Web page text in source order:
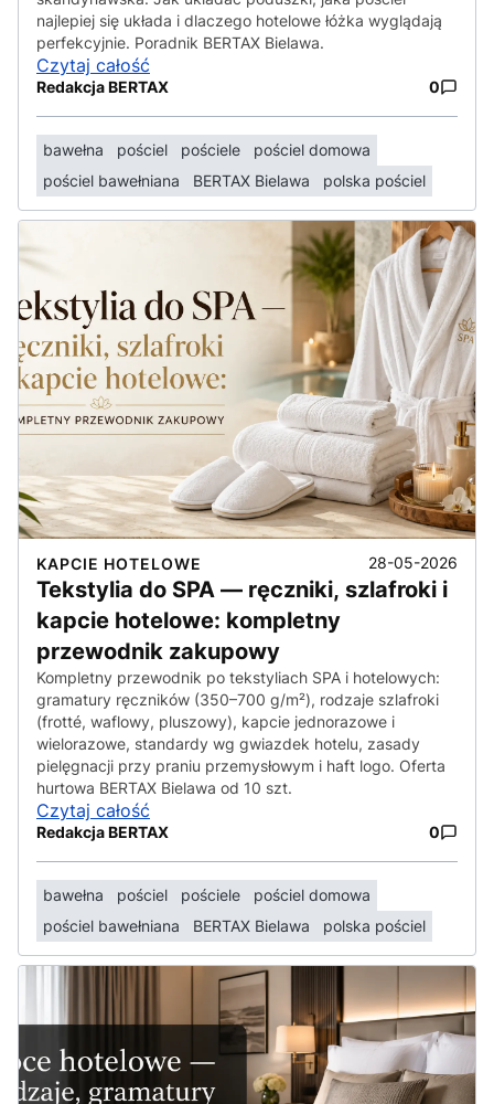
najlepiej się układa i dlaczego hotelowe łóżka wyglądają
perfekcyjnie. Poradnik BERTAX Bielawa.
Czytaj całość
Redakcja BERTAX 0
bawełna pościel pościele
pościel domowa
pościel bawełniana
BERTAX Bielawa polska pościel
KAPCIE HOTELOWE 28-05-2026
Tekstylia do SPA — ręczniki, szlafroki i
kapcie hotelowe: kompletny
przewodnik zakupowy
Kompletny przewodnik po tekstyliach SPA i hotelowych:
gramatury ręczników (350–700 g/m²), rodzaje szlafroki
(frotté, waflowy, pluszowy), kapcie jednorazowe i
wielorazowe, standardy wg gwiazdek hotelu, zasady
pielęgnacji przy praniu przemysłowym i haft logo. Oferta
hurtowa BERTAX Bielawa od 10 szt.
Czytaj całość
Redakcja BERTAX 0
bawełna pościel pościele
pościel domowa
pościel bawełniana
BERTAX Bielawa polska pościel